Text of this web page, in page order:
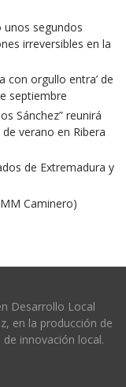
unos segundos
irreversibles en la
con orgullo entra’ de
septiembre
Sánchez” reunirá
verano en Ribera
de Extremadura y
Caminero)
Desarrollo Local
en la producción de
innovación local.